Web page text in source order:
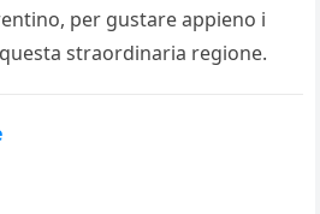
per gustare appieno i
straordinaria regione.